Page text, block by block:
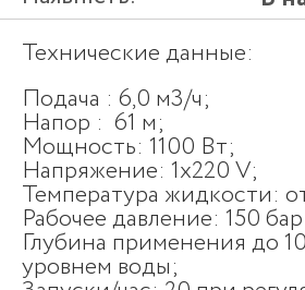
Технические данные:
Подача : 6,0 м3/ч;
Напор : 61 м;
Мощность: 1100 Вт;
Напряжение: 1х220 V;
Температура жидкости:
Рабочее давление: 150
Глубина применения до
уровнем воды;